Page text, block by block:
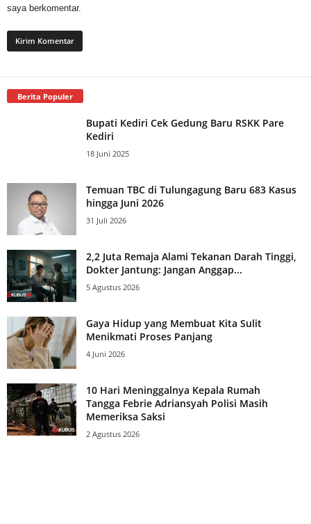
saya berkomentar.
Berita Populer
Bupati Kediri Cek Gedung Baru RSKK Pare
Kediri
18 Juni 2025
Temuan TBC di Tulungagung Baru 683 Kasus
hingga Juni 2026
31 Juli 2026
2,2 Juta Remaja Alami Tekanan Darah Tinggi,
Dokter Jantung: Jangan Anggap...
5 Agustus 2026
Gaya Hidup yang Membuat Kita Sulit
Menikmati Proses Panjang
4 Juni 2026
10 Hari Meninggalnya Kepala Rumah
Tangga Febrie Adriansyah Polisi Masih
Memeriksa Saksi
2 Agustus 2026